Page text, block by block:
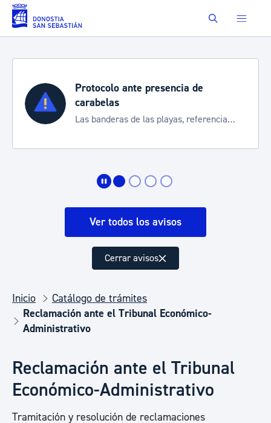
Saltar al contenido principal Buscar
Protocolo ante presencia de
carabelas
Las banderas de las playas, referencia
Ver todos los avisos
Cerrar avisos
Inicio
Catálogo de trámites
Reclamación ante el Tribunal Económico-
Administrativo
Reclamación ante el Tribunal
Económico-Administrativo
Tramitación y resolución de reclamaciones